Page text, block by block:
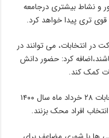
و نشاط بیشتری درجامعه
تری پیدا خواهد کرد.
در انتخابات، می توانند در
کرد: حضور دانش
کمک کند.
وی ادامه داد: رای اولی ها برای اولین بار در انتخابات ۲۸ خرداد ماه سال ۱۴۰۰
افراد محک بزنند.